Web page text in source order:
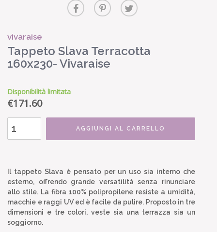
vivaraise
Tappeto Slava Terracotta
160x230- Vivaraise
Disponibilità limitata
€171.60
AGGIUNGI AL CARRELLO
Il tappeto Slava è pensato per un uso sia interno che
esterno, offrendo grande versatilità senza rinunciare
allo stile. La fibra 100% polipropilene resiste a umidità,
macchie e raggi UV ed è facile da pulire. Proposto in tre
dimensioni e tre colori, veste sia una terrazza sia un
soggiorno.